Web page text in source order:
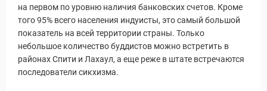
на первом по уровню наличия банковских счетов. Кроме
того 95% всего населения индуисты, это самый большой
показатель на всей территории страны. Только
небольшое количество буддистов можно встретить в
районах Спити и Лахаул, а еще реже в штате встречаются
последователи сикхизма.